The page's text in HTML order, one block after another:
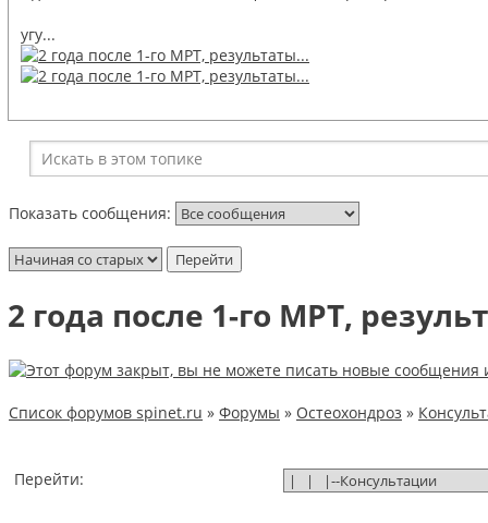
угу...
Показать сообщения:
2 года после 1-го МРТ,
Список форумов spinet.ru » Форумы » Остеохондроз »
Перейти: